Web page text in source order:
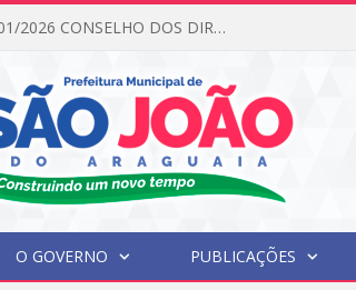
EDITAL DE CHAMADA PÚBLICA Nº 001/2026 CONSELHO DOS DIREITOS DA CRIANÇA E DO ADOLESCENTE
O GOVERNO PUBLICAÇÕES